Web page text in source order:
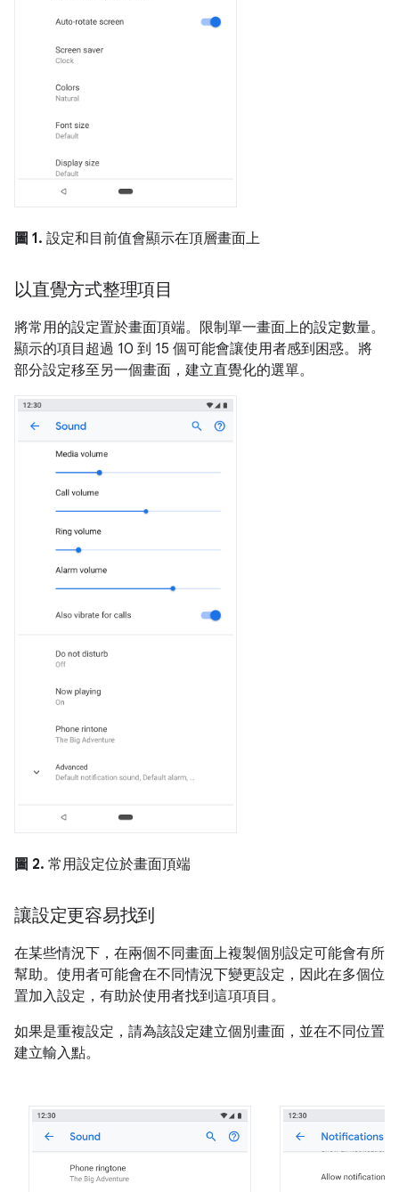
圖 1. 設定和目前值會顯示在頂層畫面上
以直覺方式整理項目
將常用的設定置於畫面頂端。限制單一畫面上的設定數量。
顯示的項目超過 10 到 15 個可能會讓使用者感到困惑。將
部分設定移至另一個畫面，建立直覺化的選單。
圖 2. 常用設定位於畫面頂端
讓設定更容易找到
在某些情況下，在兩個不同畫面上複製個別設定可能會有所
幫助。使用者可能會在不同情況下變更設定，因此在多個位
置加入設定，有助於使用者找到這項項目。
如果是重複設定，請為該設定建立個別畫面，並在不同位置
建立輸入點。